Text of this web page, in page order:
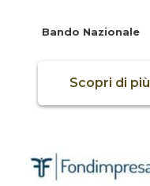
Bando Nazionale
Scopri di più